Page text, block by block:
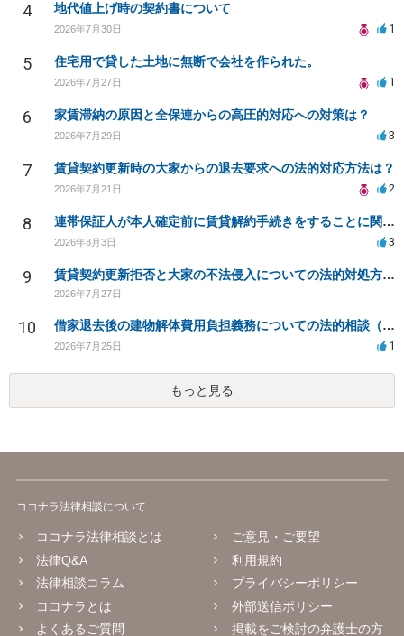
4 地代値上げ時の契約書について
2026年7月30日 1
5 住宅用で貸した土地に無断で会社を作られた。
2026年7月27日 1
6 家賃滞納の原因と全保連からの高圧的対応への対策は？
2026年7月29日 3
7 賃貸契約更新時の大家からの退去要求への法的対応方法は？
2026年7月21日 2
8 連帯保証人が本人確定前に賃貸解約手続きをすることに関して
2026年8月3日 3
9 賃貸契約更新拒否と大家の不法侵入についての法的対処方法は？
2026年7月27日
10 借家退去後の建物解体費用負担義務についての法的相談（補足説明修正）
2026年7月25日 1
もっと見る
ココナラ法律相談について
ココナラ法律相談とは
法律Q&A
法律相談コラム
ココナラとは
よくあるご質問
ご意見・ご要望
利用規約
プライバシーポリシー
外部送信ポリシー
掲載をご検討の弁護士の方